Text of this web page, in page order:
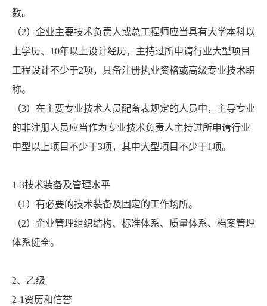
数。
（2）企业主要技术负责人或总工程师应当具有大学本科以
上学历、10年以上设计经历，主持过所申请行业大型项目
工程设计不少于2项，具备注册执业资格或高级专业技术职
称。
（3）在主要专业技术人员配备表规定的人员中，主导专业
的非注册人员应当作为专业技术负责人主持过所申请行业
中型以上项目不少于3项，其中大型项目不少于1项。
1-3技术装备及管理水平
（1）有必要的技术装备及固定的工作场所。
（2）企业管理组织结构、标准体系、质量体系、档案管理
体系健全。
2、乙级
2-1资历和信誉